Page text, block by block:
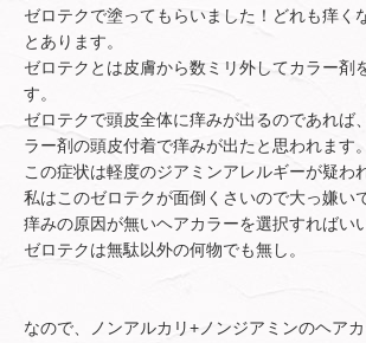
ゼロテクで塗ってもらいました！どれも痒く
とあります。
ゼロテクとは皮膚から数ミリ外してカラー剤
す。
ゼロテクで頭皮全体に痒みが出るのであれば
ラー剤の頭皮付着で痒みが出たと思われます。
この症状は軽度のジアミンアレルギーが疑わ
私はこのゼロテクが面倒くさいので大っ嫌い
痒みの原因が無いヘアカラーを選択すればい
ゼロテクは無駄以外の何物でも無し。
なので、ノンアルカリ+ノンジアミンのヘア